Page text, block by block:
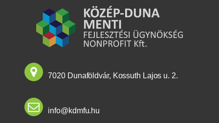
7020 Dunaföldvár, Kossuth Lajos u. 2.
info@kdmfu.hu